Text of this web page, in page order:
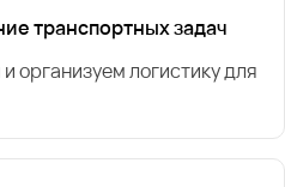
транспортных задач
организуем логистику для